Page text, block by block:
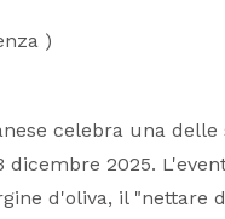
)
celebra una
dicembre 2025.
d'oliva, il "nettare